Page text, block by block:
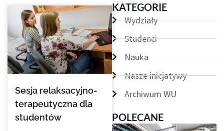
Sesja relaksacyjno-
terapeutyczna dla
studentów
KATEGORIE
Wydziały
Studenci
Nauka
Nasze inicjatywy
Archiwum WU
POLECANE